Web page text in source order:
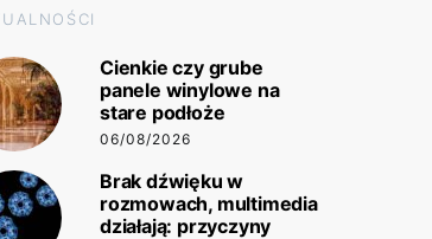
Cienkie czy grube
panele winylowe na
stare podłoże
06/08/2026
Brak dźwięku w
rozmowach, multimedia
działają: przyczyny